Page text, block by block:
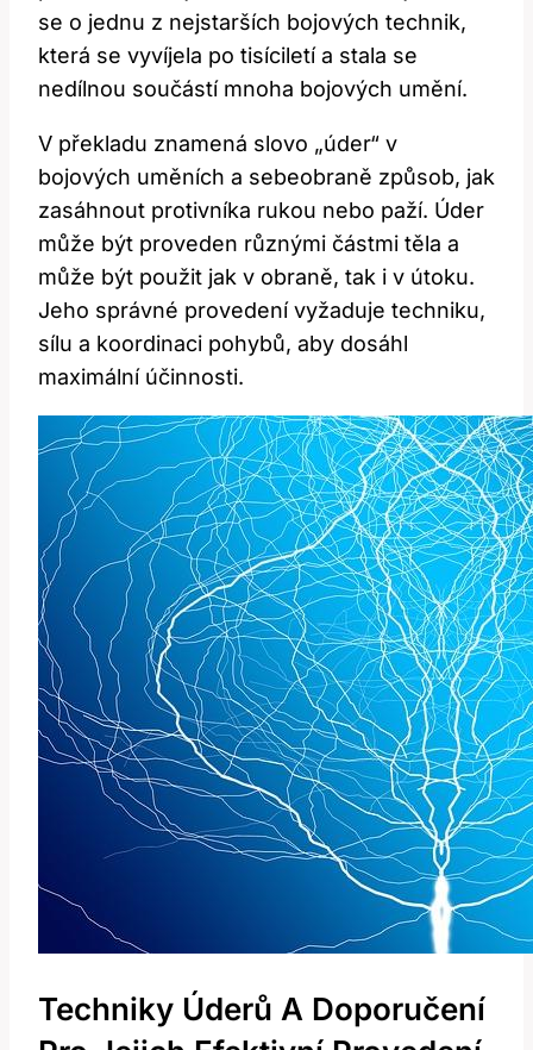
se o jednu z nejstarších bojových technik,
⁣která se vyvíjela⁢ po tisíciletí a stala ‌se
⁢nedílnou součástí mnoha bojových umění.
V překladu⁢ znamená slovo‍ „úder“ v
bojových uměních a‌ sebeobraně způsob, jak
zasáhnout protivníka rukou nebo paží. Úder
může být proveden různými částmi ⁤těla a
může být použit⁣ jak v obraně, tak ‍i⁢ v útoku.
Jeho správné provedení vyžaduje ⁣techniku,⁤
sílu a koordinaci⁤ pohybů, aby ‍dosáhl
maximální účinnosti.
Techniky Úderů A‍ Doporučení